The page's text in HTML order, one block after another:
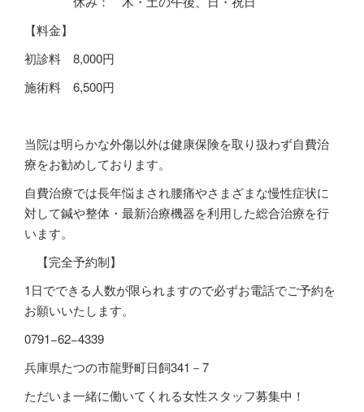
【料金】
初診料 8,000円
施術料 6,500円
当院は明らかな外傷以外は健康保険を取り扱わず自費治
療をお勧めしております。
自費治療では長年悩まされ腰痛やさまざまな慢性症状に
対して鍼や整体・最新治療機器を利用した総合治療を行
います。
【完全予約制】
1日でできる人数が限られますので必ずお電話でご予約を
お願いいたします。
0791−62−4339
兵庫県たつの市龍野町日飼341－7
ただいま一緒に働いてくれる女性スタッフ募集中！